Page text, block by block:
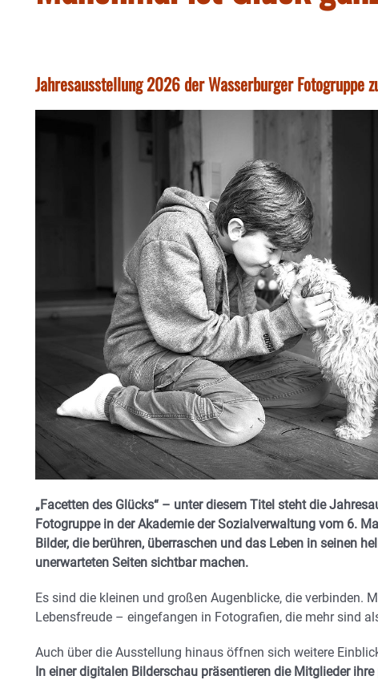
Jahresausstellung 2026 der Wasserburger Fotogruppe
„Facetten des Glücks“ – unter diesem Titel steht die
Fotogruppe in der Akademie der Sozialverwaltung vom 6.
Bilder, die berühren, überraschen und das Leben in seinen
unerwarteten Seiten sichtbar machen.
Es sind die kleinen und großen Augenblicke, die verbinden.
Lebensfreude – eingefangen in Fotografien, die mehr sind
Auch über die Ausstellung hinaus öffnen sich weitere
In einer digitalen Bilderschau präsentieren die Mitglieder